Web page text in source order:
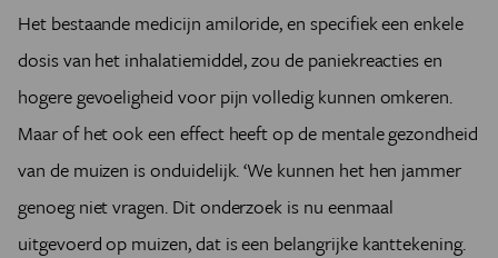
Het bestaande medicijn amiloride, en specifiek een enkele
dosis van het inhalatiemiddel, zou de paniekreacties en
hogere gevoeligheid voor pijn volledig kunnen omkeren.
Maar of het ook een effect heeft op de mentale gezondheid
van de muizen is onduidelijk. ‘We kunnen het hen jammer
genoeg niet vragen. Dit onderzoek is nu eenmaal
uitgevoerd op muizen, dat is een belangrijke kanttekening.